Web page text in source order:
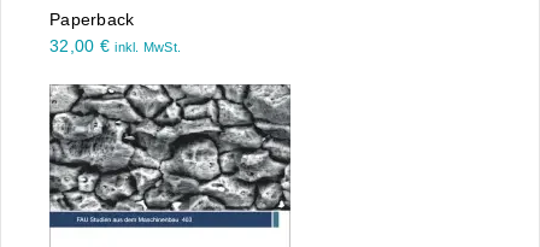
Paperback
32,00 € inkl. MwSt.